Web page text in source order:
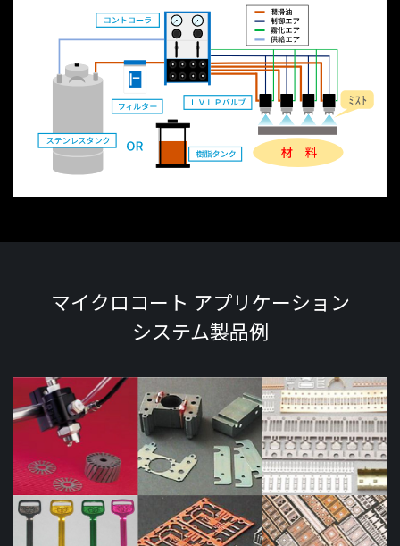
マイクロコート アプリケーション
システム製品例